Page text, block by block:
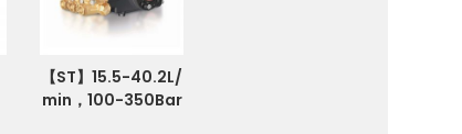
【ST】15.5-40.2L/
min，100-350Bar